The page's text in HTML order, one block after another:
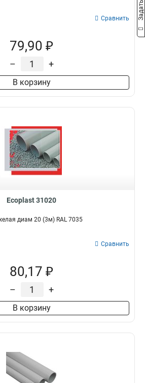
Сравнить
79,90 ₽
– +
В корзину
Ecoplast 31020
диам 20 (3м) RAL 7035
Сравнить
80,17 ₽
– +
В корзину